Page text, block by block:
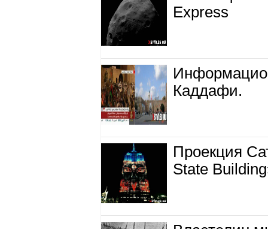
Express
Каддафи.
Проекция
State